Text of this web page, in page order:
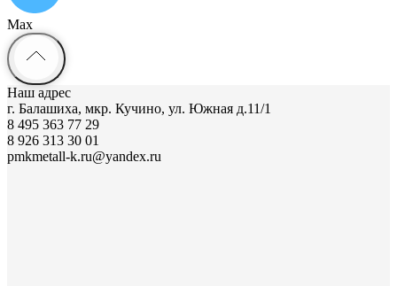
Max
Наш адрес
г. Балашиха, мкр. Кучино, ул. Южная д.11/1
8 495 363 77 29
8 926 313 30 01
pmkmetall-k.ru@yandex.ru